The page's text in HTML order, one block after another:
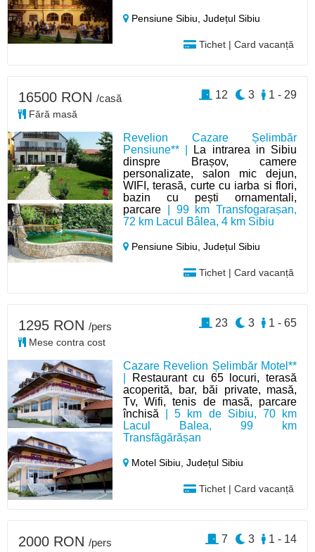
Pensiune Sibiu,Județul Sibiu
Tichet | Card vacanță
Revelion Cazare Șelimbăr
Pensiune** |
La intrarea in Sibiu
dinspre Brașov, camere
personalizate, salon mic dejun,
WIFI, terasă, curte cu iarba si flori,
bazin cu pești ornamentali,
parcare | 99 km Transfogarașan,
72 km Lacul Bâlea, 4 km Sibiu
Pensiune Sibiu,Județul Sibiu
Tichet | Card vacanță
16500 RON /casă
Fără masă
1 - 29
3
12
Cazare Revelion Șelimbăr Motel**
Restaurant cu 65 locuri, terasă
acoperită, bar, băi private, masă,
Tv, Wifi, tenis de masă, parcare
închisă | 5 km de Sibiu, 70 km
Lacul Balea, 99 km
Transfăgărășan
Motel Sibiu,Județul Sibiu
Tichet | Card vacanță
1295 RON /pers
Mese contra cost
1 - 65
3
23
2000 RON /pers 1 - 14
3
7